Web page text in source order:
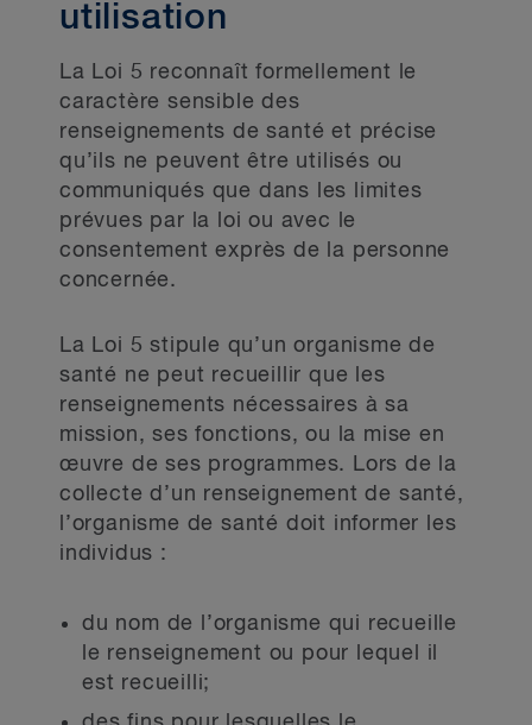
utilisation
La Loi 5 reconnaît formellement le
caractère sensible des
renseignements de santé et précise
qu’ils ne peuvent être utilisés ou
communiqués que dans les limites
prévues par la loi ou avec le
consentement exprès de la personne
concernée.
La Loi 5 stipule qu’un organisme de
santé ne peut recueillir que les
renseignements nécessaires à sa
mission, ses fonctions, ou la mise en
œuvre de ses programmes. Lors de la
collecte d’un renseignement de santé,
l’organisme de santé doit informer les
individus :
du nom de l’organisme qui recueille
le renseignement ou pour lequel il
est recueilli;